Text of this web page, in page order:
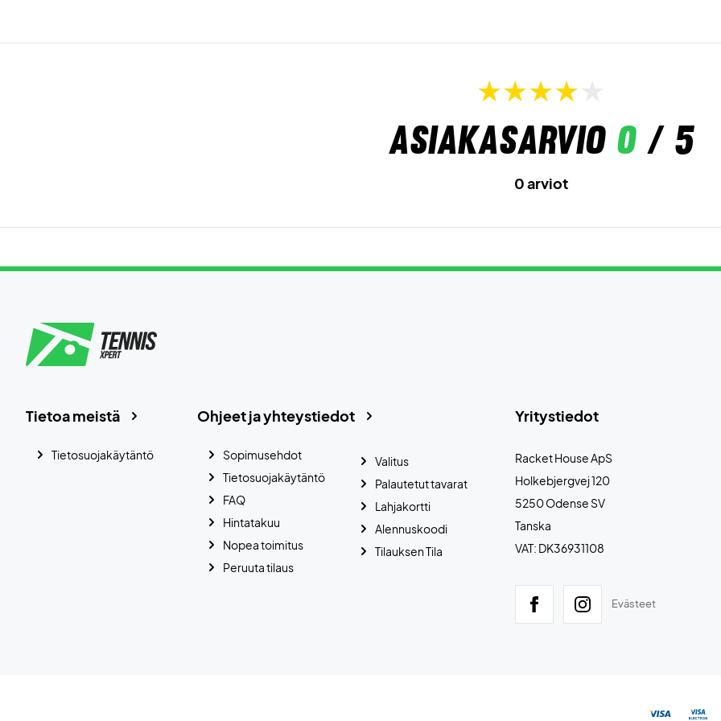
Asiakasarvio 0/ 5
0 arviot
Yritystiedot
Racket House ApS
Holkebjergvej 120
5250 Odense SV
Tanska
VAT: DK36931108
Evästeet
Ohjeet ja yhteystiedot
Sopimusehdot
Tietosuojakäytäntö
FAQ
Hintatakuu
Nopea toimitus
Peruuta tilaus
Valitus
Palautetut tavarat
Lahjakortti
Alennuskoodi
Tilauksen Tila
Tietoa meistä
Tietosuojakäytäntö